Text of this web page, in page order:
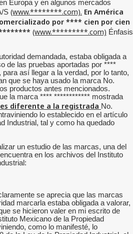
Europa y en algunos mercados
S (www.********.com). En América
por **** cien por cien
(www.*********.com) Énfasis
demandada, estaba obligada a
de las pruebas aportadas por ****
así llegar a la verdad, por lo tanto,
que se haya usado la marca No.
productos antes mencionados.
la marca **** ************ mostrada
es diferente a la registrada No.
lo establecido en el artículo
Industrial, tal y como ha quedado
un estudio de las marcas, una del
en los archivos del Instituto
se aprecia que las marcas
marcarla estaba obligada a valorar,
se hicieron valer en mi escrito de
Mexicano de la Propiedad
como lo manifesté, lo